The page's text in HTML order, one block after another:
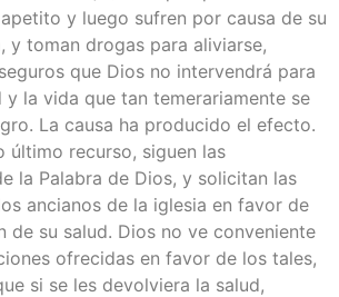
y luego sufren por causa de su
y toman drogas para aliviarse,
que Dios no intervendrá para
y la vida que tan temerariamente se
La causa ha producido el efecto.
último recurso, siguen las
la Palabra de Dios, y solicitan las
ancianos de la iglesia en favor de
de su salud. Dios no ve conveniente
ofrecidas en favor de los tales,
si se les devolviera la salud,